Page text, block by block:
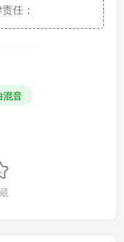
任；
混音